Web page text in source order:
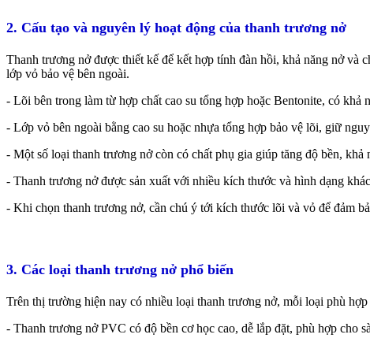
2. Cấu tạo và nguyên lý hoạt động của thanh trương nở
Thanh trương nở được thiết kế để kết hợp tính đàn hồi, khả năng nở và
lớp vỏ bảo vệ bên ngoài.
- Lõi bên trong làm từ hợp chất cao su tổng hợp hoặc Bentonite, có
- Lớp vỏ bên ngoài bằng cao su hoặc nhựa tổng hợp bảo vệ lõi, giữ
- Một số loại thanh trương nở còn có chất phụ gia giúp tăng độ bền,
- Thanh trương nở được sản xuất với nhiều kích thước và hình dạng
- Khi chọn thanh trương nở, cần chú ý tới kích thước lõi và vỏ để đảm
3. Các loại thanh trương nở phổ biến
Trên thị trường hiện nay có nhiều loại thanh trương nở, mỗi loại phù
- Thanh trương nở PVC có độ bền cơ học cao, dễ lắp đặt, phù hợp cho